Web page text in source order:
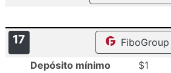
17
FiboGroup
Depósito mínimo
$1